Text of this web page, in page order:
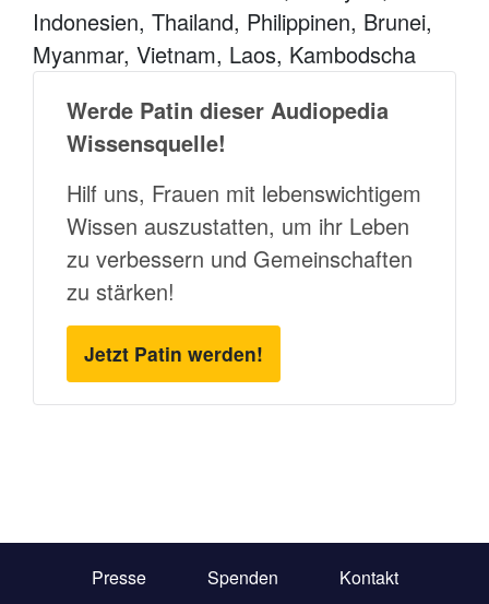
Indonesien, Thailand, Philippinen, Brunei,
Myanmar, Vietnam, Laos, Kambodscha
Werde Patin dieser Audiopedia
Wissensquelle!
Hilf uns, Frauen mit lebenswichtigem
Wissen auszustatten, um ihr Leben
zu verbessern und Gemeinschaften
zu stärken!
Jetzt Patin werden!
Presse Spenden Kontakt